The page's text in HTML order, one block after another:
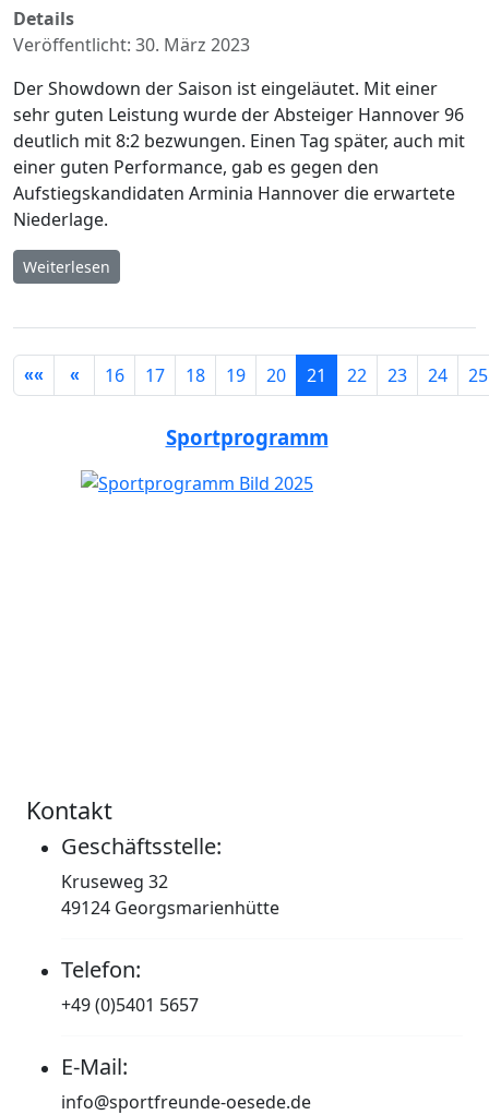
Details
Veröffentlicht: 30. März 2023
Der Showdown der Saison ist eingeläutet. Mit einer
sehr guten Leistung wurde der Absteiger Hannover 96
deutlich mit 8:2 bezwungen. Einen Tag später, auch mit
einer guten Performance, gab es gegen den
Aufstiegskandidaten Arminia Hannover die erwartete
Niederlage.
Weiterlesen
Seite 21 von 75
16 17 18 19 20 21 22 23 24 25
Sportprogramm
Kontakt
Geschäftsstelle:
Kruseweg 32
49124 Georgsmarienhütte
Telefon:
+49 (0)5401 5657
E-Mail:
info@sportfreunde-oesede.de